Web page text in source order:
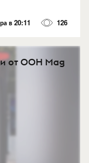
в 20:11 126
от OOH Mag